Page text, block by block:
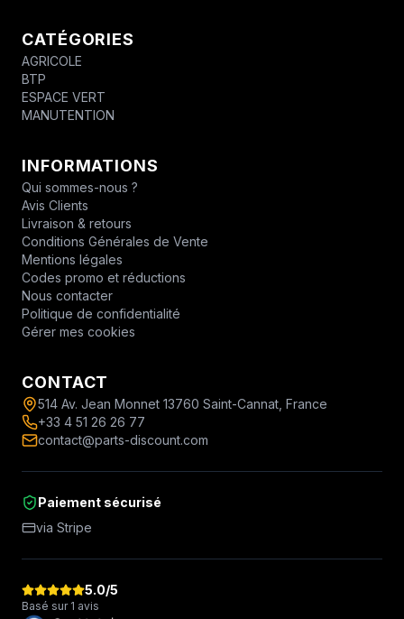
CATÉGORIES
AGRICOLE
BTP
ESPACE VERT
MANUTENTION
INFORMATIONS
Qui sommes-nous ?
Avis Clients
Livraison & retours
Conditions Générales de Vente
Mentions légales
Codes promo et réductions
Nous contacter
Politique de confidentialité
Gérer mes cookies
CONTACT
514 Av. Jean Monnet 13760 Saint-Cannat, France
+33 4 51 26 26 77
contact@parts-discount.com
Paiement sécurisé
via Stripe
5.0/5
Basé sur 1 avis